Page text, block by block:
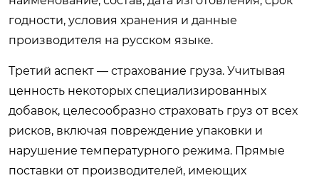
годности, условия хранения и данные
производителя на русском языке.
Третий аспект — страхование груза. Учитывая
ценность некоторых специализированных
добавок, целесообразно страховать груз от всех
рисков, включая повреждение упаковки и
нарушение температурного режима. Прямые
поставки от производителей, имеющих